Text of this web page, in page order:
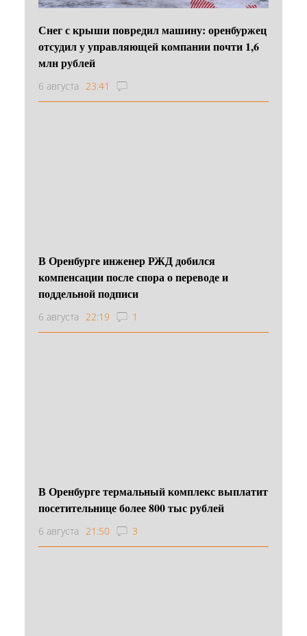
Снег с крыши повредил машину: оренбуржец
отсудил у управляющей компании почти 1,6
млн рублей
6 августа 23:41
В Оренбурге инженер РЖД добился
компенсации после спора о переводе и
поддельной подписи
6 августа 22:19 1
В Оренбурге термальный комплекс выплатит
посетительнице более 800 тыс рублей
6 августа 21:50 3